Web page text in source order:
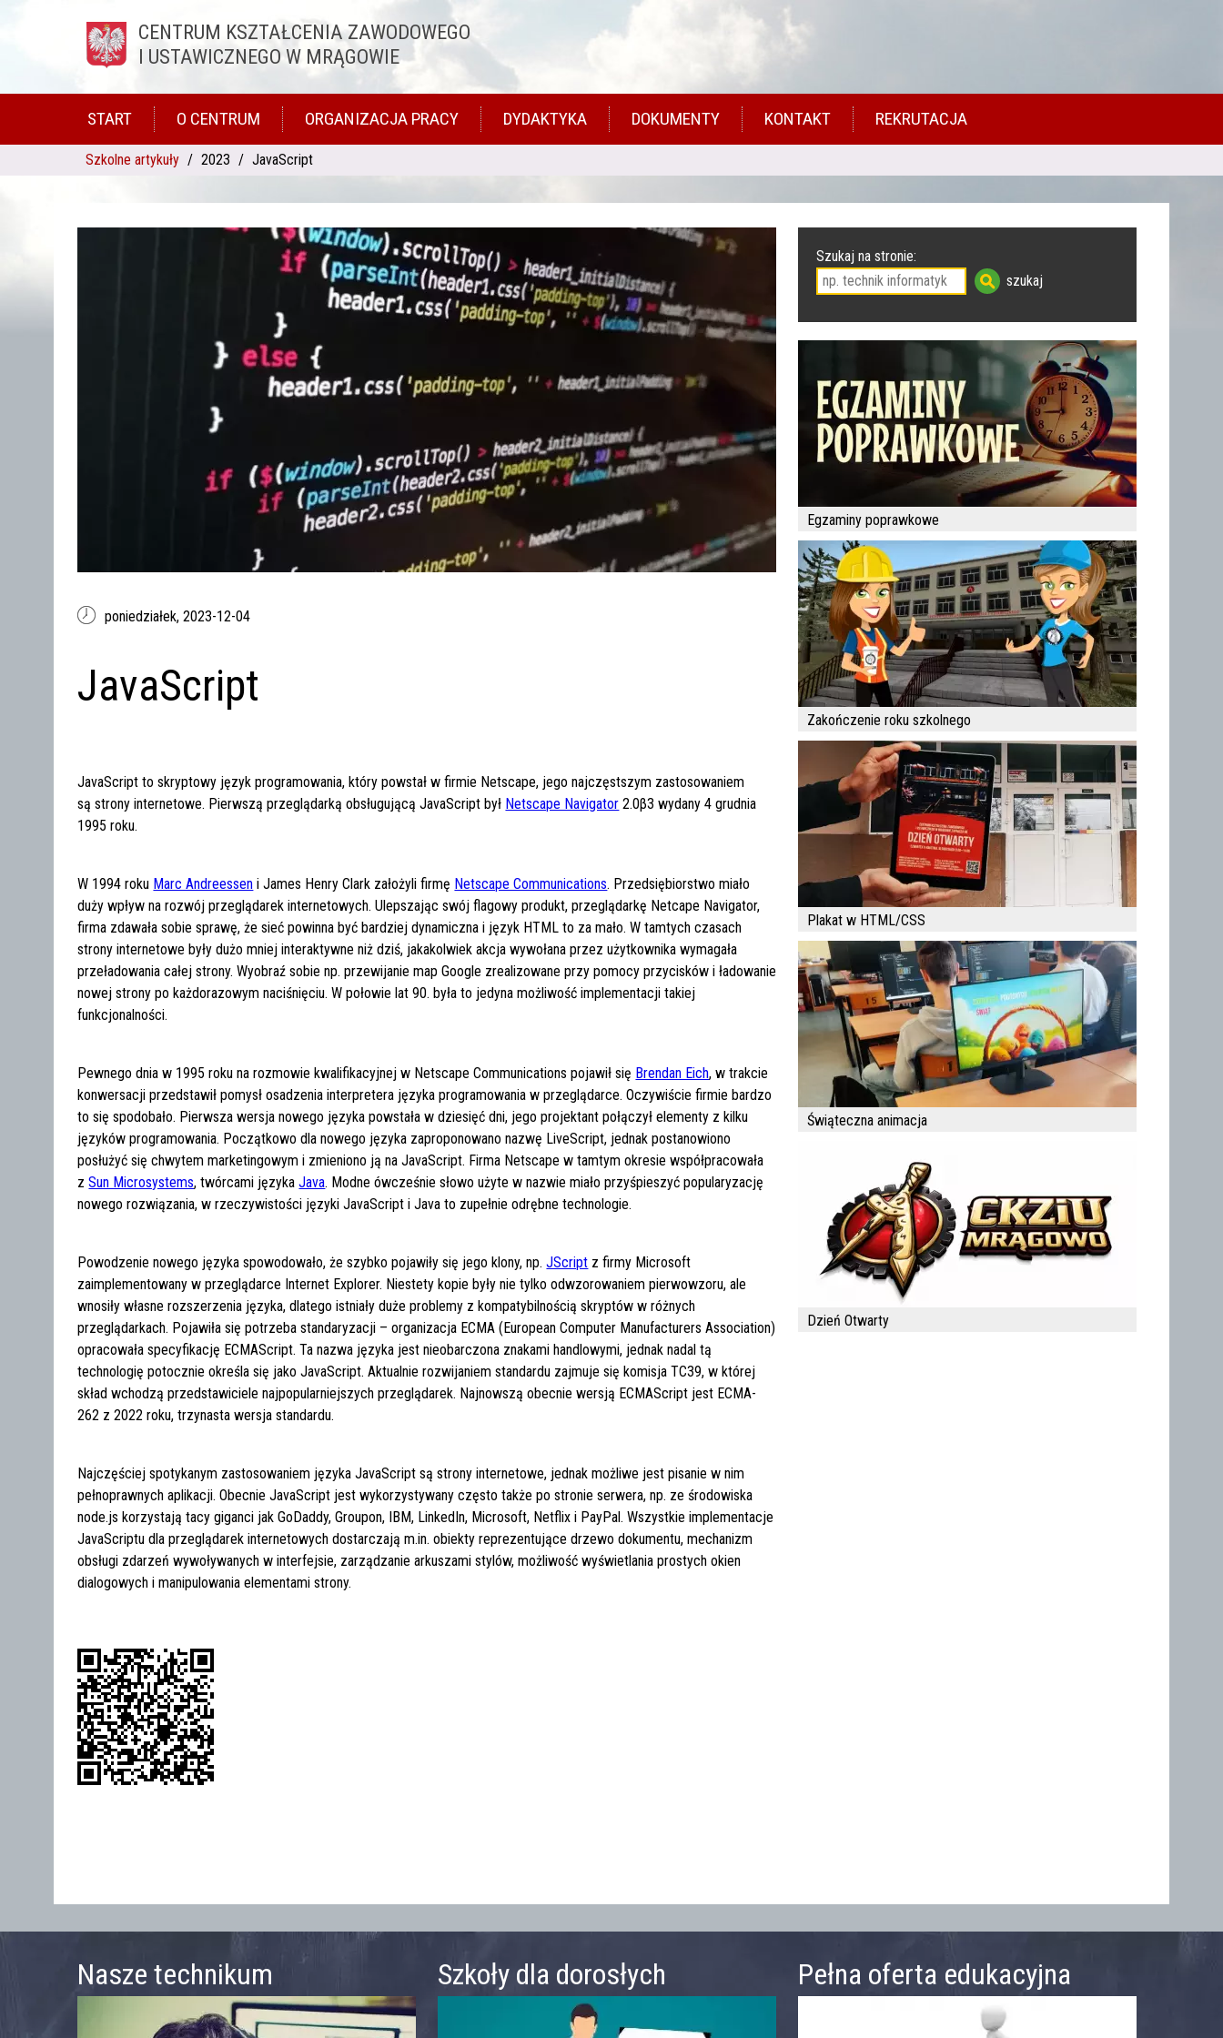
Przejdź do treści
CENTRUM KSZTAŁCENIA ZAWODOWEGO
I USTAWICZNEGO W MRĄGOWIE
START O CENTRUM ORGANIZACJA PRACY DYDAKTYKA DOKUMENTY KONTAKT REKRUTACJA
Szkolne artykuły 2023 JavaScript
poniedziałek,2023-12-04
JavaScript
JavaScript to skryptowy język programowania, który powstał w firmie Netscape, jego najczęstszym zastosowaniem
są strony internetowe. Pierwszą przeglądarką obsługującą JavaScript był Netscape Navigator 2.0β3 wydany 4 grudnia
1995 roku.
W 1994 roku Marc Andreessen i James Henry Clark założyli firmę Netscape Communications. Przedsiębiorstwo miało
duży wpływ na rozwój przeglądarek internetowych. Ulepszając swój flagowy produkt, przeglądarkę Netcape Navigator,
firma zdawała sobie sprawę, że sieć powinna być bardziej dynamiczna i język HTML to za mało. W tamtych czasach
strony internetowe były dużo mniej interaktywne niż dziś, jakakolwiek akcja wywołana przez użytkownika wymagała
przeładowania całej strony. Wyobraź sobie np. przewijanie map Google zrealizowane przy pomocy przycisków i ładowanie
nowej strony po każdorazowym naciśnięciu. W połowie lat 90. była to jedyna możliwość implementacji takiej
funkcjonalności.
Pewnego dnia w 1995 roku na rozmowie kwalifikacyjnej w Netscape Communications pojawił się Brendan Eich, w trakcie
konwersacji przedstawił pomysł osadzenia interpretera języka programowania w przeglądarce. Oczywiście firmie bardzo
to się spodobało. Pierwsza wersja nowego języka powstała w dziesięć dni, jego projektant połączył elementy z kilku
języków programowania. Początkowo dla nowego języka zaproponowano nazwę LiveScript, jednak postanowiono
posłużyć się chwytem marketingowym i zmieniono ją na JavaScript. Firma Netscape w tamtym okresie współpracowała
zSun Microsystems, twórcami językaJava. Modne ówcześnie słowo użyte w nazwie miało przyśpieszyć popularyzację
nowego rozwiązania, w rzeczywistości języki JavaScript i Java to zupełnie odrębne technologie.
Powodzenie nowego języka spowodowało, że szybko pojawiły się jego klony, np.JScript z firmy Microsoft
zaimplementowany w przeglądarce Internet Explorer. Niestety kopie były nie tylko odwzorowaniem pierwowzoru, ale
wnosiły własne rozszerzenia języka, dlatego istniały duże problemy z kompatybilnością skryptów w różnych
przeglądarkach. Pojawiła się potrzeba standaryzacji – organizacja ECMA (European Computer Manufacturers Association)
opracowała specyfikację ECMAScript. Ta nazwa języka jest nieobarczona znakami handlowymi, jednak nadal tą
technologię potocznie określa się jako JavaScript. Aktualnie rozwijaniem standardu zajmuje się komisja TC39, w której
skład wchodzą przedstawiciele najpopularniejszych przeglądarek. Najnowszą obecnie wersją ECMAScript jest ECMA-
262 z 2022 roku, trzynasta wersja standardu.
Najczęściej spotykanym zastosowaniem języka JavaScript są strony internetowe, jednak możliwe jest pisanie w nim
pełnoprawnych aplikacji. Obecnie JavaScript jest wykorzystywany często także po stronie serwera, np. ze środowiska
node.js korzystają tacy giganci jak GoDaddy, Groupon, IBM, LinkedIn, Microsoft, Netflix i PayPal. Wszystkie implementacje
JavaScriptu dla przeglądarek internetowych dostarczają m.in. obiekty reprezentujące drzewo dokumentu, mechanizm
obsługi zdarzeń wywoływanych w interfejsie, zarządzanie arkuszami stylów, możliwość wyświetlania prostych okien
dialogowych i manipulowania elementami strony.
Szukaj na stronie:
Egzaminy poprawkowe
Zakończenie roku szkolnego
Plakat w HTML/CSS
Świąteczna animacja
Dzień Otwarty
Nasze technikum Szkoły dla dorosłych Pełna oferta edukacyjna